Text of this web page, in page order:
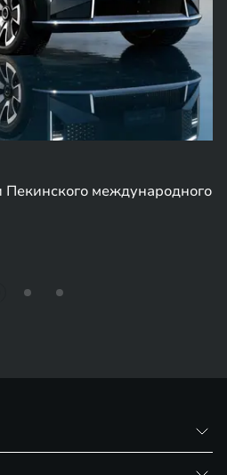
Пекинского международного